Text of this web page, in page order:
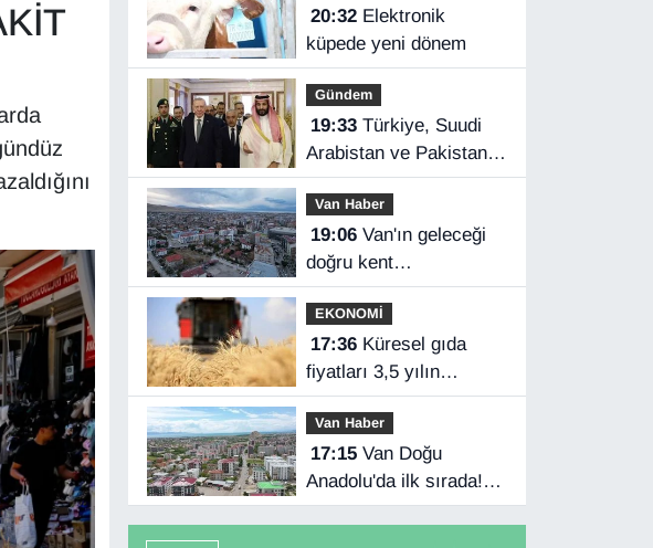
20:32Elektronik
küpede yeni dönem
Gündem
19:33Türkiye, Suudi
Arabistan ve Pakistan
üçlü savunma
anlaşması imzaladı
Van Haber
19:06Van'ın geleceği
doğru kent
planlamasında
EKONOMİ
17:36Küresel gıda
fiyatları 3,5 yılın
zirvesinde
Van Haber
17:15Van Doğu
Anadolu'da ilk sırada!
Bakanlık verileri